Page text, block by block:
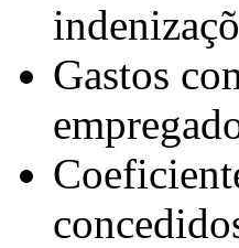
Gastos